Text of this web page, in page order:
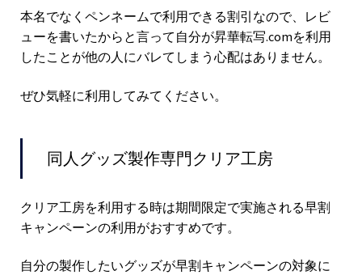
本名でなくペンネームで利用できる割引なので、レビ
ューを書いたからと言って自分が昇華転写.comを利用
したことが他の人にバレてしまう心配はありません。
ぜひ気軽に利用してみてください。
同人グッズ製作専門クリア工房
クリア工房を利用する時は期間限定で実施される早割
キャンペーンの利用がおすすめです。
自分の製作したいグッズが早割キャンペーンの対象に